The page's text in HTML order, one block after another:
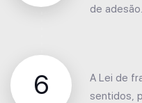
de adesão.
6
A Lei de
sentidos,